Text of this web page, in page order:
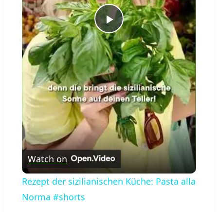
Play
Video
Watch on
Rezept der sizilianischen Küche: Pasta alla
Norma #shorts